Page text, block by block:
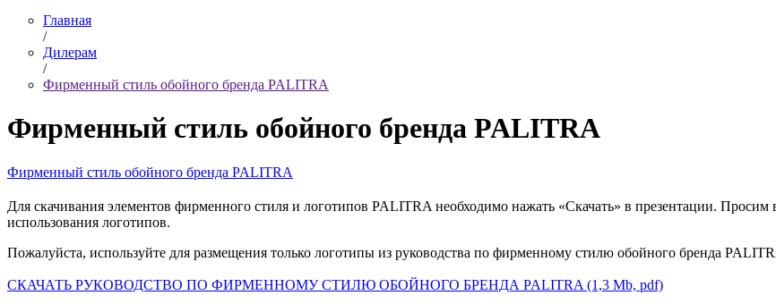
Главная
/
Дилерам
/
Фирменный стиль обойного бренда PALITRA
Фирменный стиль обойного бренда PALITRA
Фирменный стиль обойного бренда PALITRA
Для скачивания элементов фирменного стиля и логотипов PALITRA необходимо нажать «Скачать» в презентации.
использования логотипов.
Пожалуйста, используйте для размещения только логотипы из руководства по фирменному стилю обойного бренда
СКАЧАТЬ РУКОВОДСТВО ПО ФИРМЕННОМУ СТИЛЮ ОБОЙНОГО БРЕНДА PALITRA (1,3 Mb, pdf)